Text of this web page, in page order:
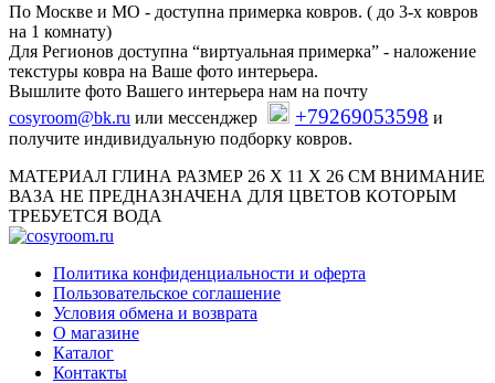
По Москве и МО - доступна примерка ковров. ( до 3-х ковров
на 1 комнату)
Для Регионов доступна “виртуальная примерка” - наложение
текстуры ковра на Ваше фото интерьера.
Вышлите фото Вашего интерьера нам на почту
cosyroom@bk.ru или мессенджер +79269053598 и
получите индивидуальную подборку ковров.
МАТЕРИАЛ ГЛИНА РАЗМЕР 26 Х 11 Х 26 СМ ВНИМАНИЕ
ВАЗА НЕ ПРЕДНАЗНАЧЕНА ДЛЯ ЦВЕТОВ КОТОРЫМ
ТРЕБУЕТСЯ ВОДА
Политика конфиденциальности и оферта
Пользовательское соглашение
Условия обмена и возврата
О магазине
Каталог
Контакты